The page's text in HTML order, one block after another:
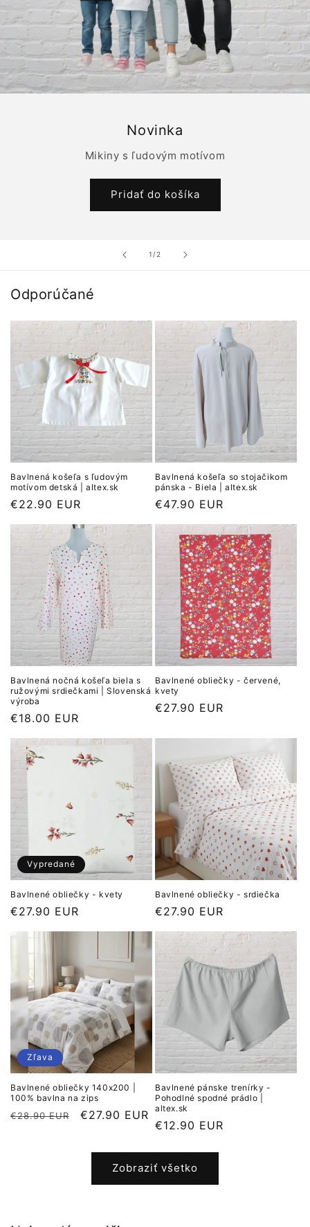
Novinka
Mikiny s ľudovým motívom
Pridať do košíka
1 /z2
Odporúčané
Bavlnená košeľa s ľudovým
motívom detská | altex.sk
Normálna
€22.90 EUR
Bavlnená košeľa so stojačikom
pánska - Biela | altex.sk
Normálna
€47.90 EUR
Bavlnená nočná košeľa biela s
ružovými srdiečkami | Slovenská
výroba
Normálna
€18.00 EUR
Bavlnené obliečky - červené,
kvety
Normálna
€27.90 EUR
Vypredané
Bavlnené obliečky - kvety
Normálna
€27.90 EUR
Bavlnené obliečky - srdiečka
Normálna
€27.90 EUR
Zľava
Bavlnené obliečky 140x200 |
100% bavlna na zips
Normálna
€28.90 EUR
Cena
€27.90 EUR
Bavlnené pánske trenírky -
Pohodlné spodné prádlo |
altex.sk
Normálna
€12.90 EUR
Zobraziť všetko